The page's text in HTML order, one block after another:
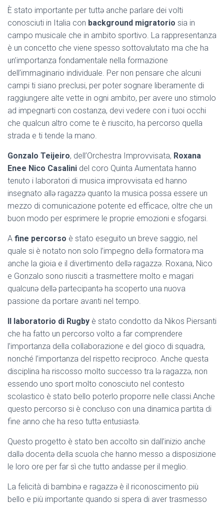
È stato importante per tuttə anche parlare dei volti
conosciuti in Italia con background migratorio sia in
campo musicale che in ambito sportivo. La rappresentanza
è un concetto che viene spesso sottovalutato ma che ha
un’importanza fondamentale nella formazione
dell’immaginario individuale. Per non pensare che alcuni
campi ti siano preclusi, per poter sognare liberamente di
raggiungere alte vette in ogni ambito, per avere uno stimolo
ad impegnarti con costanza, devi vedere con i tuoi occhi
che qualcun altro come te è riuscito, ha percorso quella
strada e ti tende la mano.
Gonzalo Teijeiro, dell’Orchestra Improvvisata, Roxana
Enee Nico Casalini del coro Quinta Aumentata hanno
tenuto i laboratori di musica improvvisata ed hanno
insegnato allə ragazzə quanto la musica possa essere un
mezzo di comunicazione potente ed efficace, oltre che un
buon modo per esprimere le proprie emozioni e sfogarsi.
A fine percorso è stato eseguito un breve saggio, nel
quale si è notato non solo l’impegno dellə formatorə ma
anche la gioia e il divertimento dellə ragazzə. Roxana, Nico
e Gonzalo sono riusciti a trasmettere molto e magari
qualcunə dellə partecipantə ha scoperto una nuova
passione da portare avanti nel tempo.
Il laboratorio di Rugby è stato condotto da Nikos Piersanti
che ha fatto un percorso volto a far comprendere
l’importanza della collaborazione e del gioco di squadra,
nonché l’importanza del rispetto reciproco. Anche questa
disciplina ha riscosso molto successo tra lə ragazzə, non
essendo uno sport molto conosciuto nel contesto
scolastico è stato bello poterlo proporre nelle classi.Anche
questo percorso si è concluso con una dinamica partita di
fine anno che ha reso tuttə entusiastə.
Questo progetto è stato ben accolto sin dall’inizio anche
dallə docentə della scuola che hanno messo a disposizione
le loro ore per far sì che tutto andasse per il meglio.
La felicità di bambinə e ragazzə è il riconoscimento più
bello e più importante quando si spera di aver trasmesso